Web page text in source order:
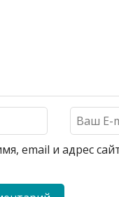
email и адрес